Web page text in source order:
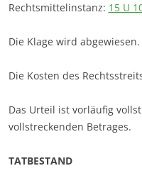
Rechtsmittelinstanz: 15 U
Die Klage wird abgewiesen.
Die Kosten des
Das Urteil ist vorläufig
vollstreckenden Betrages.
TATBESTAND